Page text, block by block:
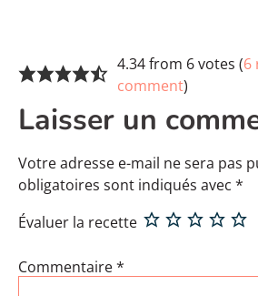
4.34 from 6 votes (6
comment)
Laisser un
Votre adresse e-mail ne sera pas
obligatoires sont indiqués avec *
Évaluer la recette
Commentaire*